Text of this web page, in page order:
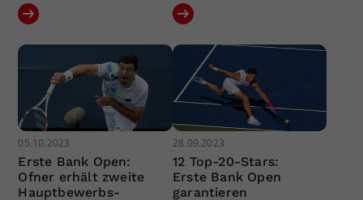
05.10.2023
Erste Bank Open:
Ofner erhält zweite
Hauptbewerbs-
28.09.2023
12 Top-20-Stars:
Erste Bank Open
garantieren